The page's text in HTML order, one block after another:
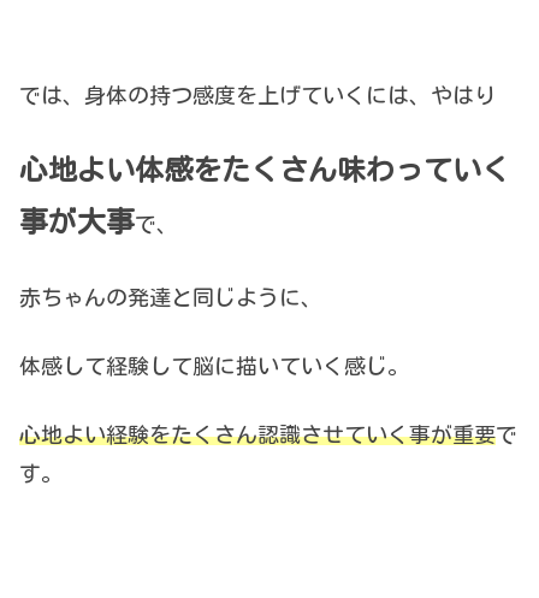
では、身体の持つ感度を上げていくには、やはり
心地よい体感をたくさん味わっていく
事が大事で、
赤ちゃんの発達と同じように、
体感して経験して脳に描いていく感じ。
心地よい経験をたくさん認識させていく事が重要で
す。